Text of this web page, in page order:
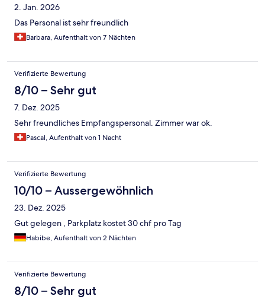
2. Jan. 2026
Das Personal ist sehr freundlich
Barbara, Aufenthalt von 7 Nächten
Verifizierte Bewertung
8/10 – Sehr gut
7. Dez. 2025
Sehr freundliches Empfangspersonal. Zimmer war ok.
Pascal, Aufenthalt von 1 Nacht
Verifizierte Bewertung
10/10 – Aussergewöhnlich
23. Dez. 2025
Gut gelegen , Parkplatz kostet 30 chf pro Tag
Habibe, Aufenthalt von 2 Nächten
Verifizierte Bewertung
8/10 – Sehr gut